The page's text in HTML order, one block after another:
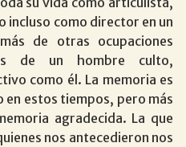
incluso como director en un
de otras ocupaciones
de un hombre culto,
como él. La memoria es
en estos tiempos, pero más
agradecida. La que
nos antecedieron nos